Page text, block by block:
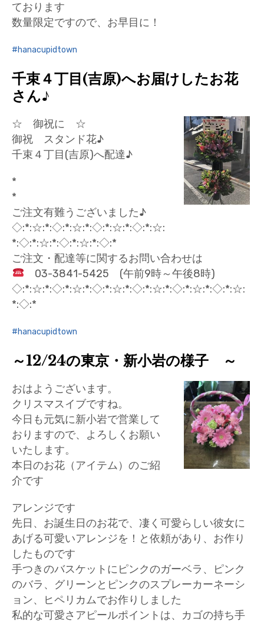
ております
数量限定ですので、お早目に！
hanacupidtown
千束４丁目(吉原)へお届けしたお花
さん♪
☆ 御祝に ☆
御祝 スタンド花♪
千束４丁目(吉原)へ配達♪
*
*
ご注文有難うございました♪
◇:*:☆:*:◇:*:☆:*:◇:*:☆:*:◇:*:☆:
*:◇:*:☆:*:◇:*:☆:*:◇:*
ご注文・配達等に関するお問い合わせは
03-3841-5425 (午前9時～午後8時)
◇:*:☆:*:◇:*:☆:*:◇:*:☆:*:◇:*:☆:*:◇:*:☆:*:◇:*:☆:
*:◇:*
hanacupidtown
～12/24の東京・新小岩の様子 ～
おはようございます。
クリスマスイブですね。
今日も元気に新小岩で営業して
おりますので、よろしくお願い
いたします。
本日のお花（アイテム）のご紹
介です
アレンジです
先日、お誕生日のお花で、凄く可愛らしい彼女に
あげる可愛いアレンジを！と依頼があり、お作り
したものです
手つきのバスケットにピンクのガーベラ、ピンク
のバラ、グリーンとピンクのスプレーカーネーシ
ョン、ヒペリカムでお作りしました
私的な可愛さアピールポイントは、カゴの持ち手